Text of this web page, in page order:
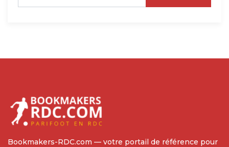
Bookmakers-RDC.com — votre portail de référence pour